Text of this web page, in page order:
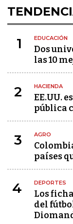
1 EDUCACIÓN
Dos
las 10
2 HACIENDA
EE.UU.
pública
3 AGRO
países
4 DEPORTES
Los
del